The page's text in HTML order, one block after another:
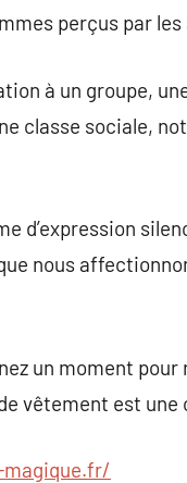
perçus par les
à un groupe,
classe sociale,
d’expression
nous
un moment
vêtement est